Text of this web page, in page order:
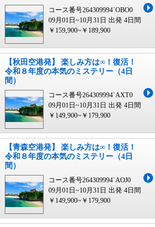
コース番号264309994`OBO0
09月01日~10月31日 出発 4日間
￥159,900~￥189,900
【秋田空港発】 楽しみ方は∞！復活！
令和８年度の本気のミステリー（4日
間）
コース番号264309994`AXT0
09月01日~10月31日 出発 4日間
￥149,900~￥179,900
【青森空港発】 楽しみ方は∞！復活！
令和８年度の本気のミステリー（4日
間）
コース番号264309994`AOJ0
09月01日~10月31日 出発 4日間
￥149,900~￥179,900